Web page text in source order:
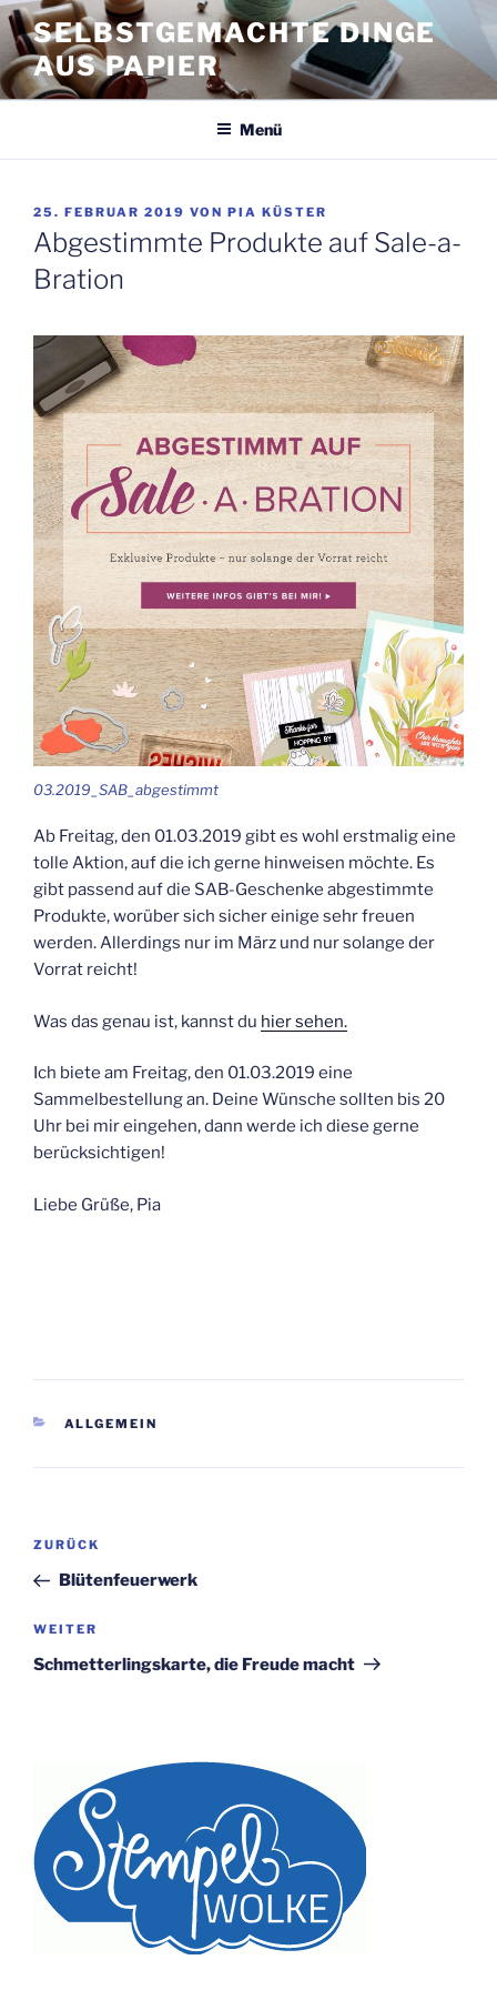
Zum
Inhalt
springen
SELBSTGEMACHTE DINGE
AUS PAPIER
Menü
VERÖFFENTLICHT
AM
25. FEBRUAR 2019 VON PIA KÜSTER
Abgestimmte Produkte auf Sale-a-
Bration
03.2019_SAB_abgestimmt
Ab Freitag, den 01.03.2019 gibt es wohl erstmalig eine
tolle Aktion, auf die ich gerne hinweisen möchte. Es
gibt passend auf die SAB-Geschenke abgestimmte
Produkte, worüber sich sicher einige sehr freuen
werden. Allerdings nur im März und nur solange der
Vorrat reicht!
Was das genau ist, kannst du hier sehen.
Ich biete am Freitag, den 01.03.2019 eine
Sammelbestellung an. Deine Wünsche sollten bis 20
Uhr bei mir eingehen, dann werde ich diese gerne
berücksichtigen!
Liebe Grüße, Pia
KATEGORIEN
ALLGEMEIN
Beitragsnavigation
Vorheriger
Beitrag
ZURÜCK
Blütenfeuerwerk
Nächster
Beitrag
WEITER
Schmetterlingskarte, die Freude macht